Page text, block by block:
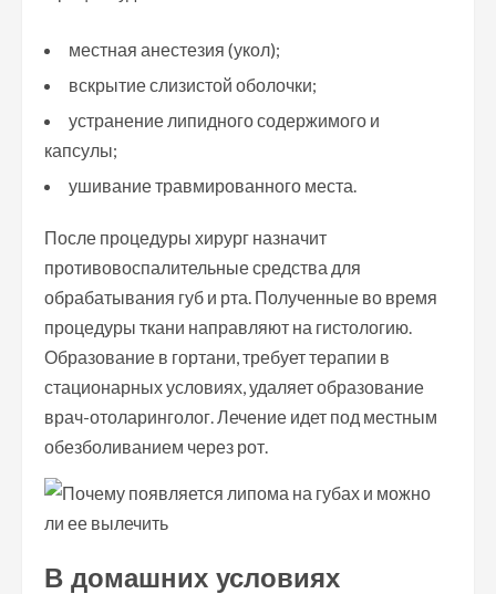
местная анестезия (укол);
вскрытие слизистой оболочки;
устранение липидного содержимого и
капсулы;
ушивание травмированного места.
После процедуры хирург назначит
противовоспалительные средства для
обрабатывания губ и рта. Полученные во время
процедуры ткани направляют на гистологию.
Образование в гортани, требует терапии в
стационарных условиях, удаляет образование
врач-отоларинголог. Лечение идет под местным
обезболиванием через рот.
В домашних условиях